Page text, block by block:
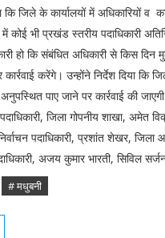
कि जिले के कार्यालयों में अधिकारियों व
कोई भी प्रखंड स्तरीय पदाधिकारी
हो कि संबंधित अधिकारी से किस दिन
करेंगे। उन्होंने निर्देश दिया
अनुपस्थित पाए जाने पर कार्रवाई की
जिला गोपनीय शाखा, अमेत
पदाधिकारी, प्रशांत शेखर,
अजय कुमार भारती, सिविल
# मधुबनी